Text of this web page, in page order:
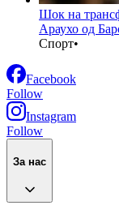
Шок на
Араухо од
Спорт•
Facebook
Follow
Instagram
Follow
За нас